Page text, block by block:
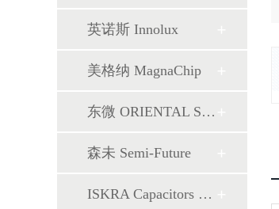
英诺斯 Innolux
美格纳 MagnaChip
东微 ORIENTAL SEMI
森未 Semi-Future
ISKRA Capacitors 电容器